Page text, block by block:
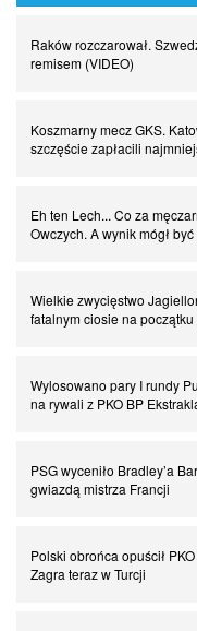
Piłkarz z numerem 47. Phil
Spadkowicze z Serie A.
Powrót do Ekstraklasy.
Chłopak z pizzerii. Kim
drużynę?
Raków rozczarował.
remisem (VIDEO)
Koszmarny mecz GKS.
szczęście zapłacili
Eh ten Lech... Co za
Owczych. A wynik mógł
Wielkie zwycięstwo
fatalnym ciosie na początku
Wylosowano pary I rundy
na rywali z PKO BP
PSG wyceniło Bradley’a
gwiazdą mistrza Francji
Polski obrońca opuścił
Zagra teraz w Turcji